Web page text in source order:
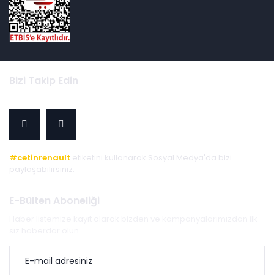
Bizi Takip Edin
#cetinrenault etiketini kullanarak Sosyal Medya'da bizi
paylaşabilirsiniz.
E-Bülten Aboneliği